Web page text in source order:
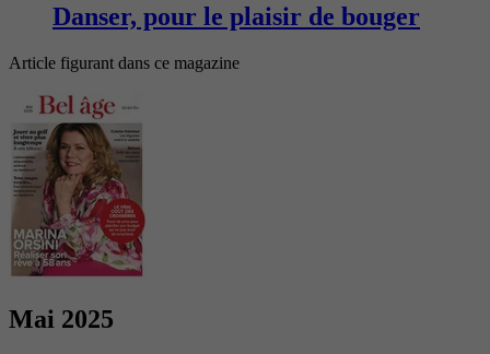
Danser, pour le plaisir de bouger
Article figurant dans ce magazine
Mai 2025